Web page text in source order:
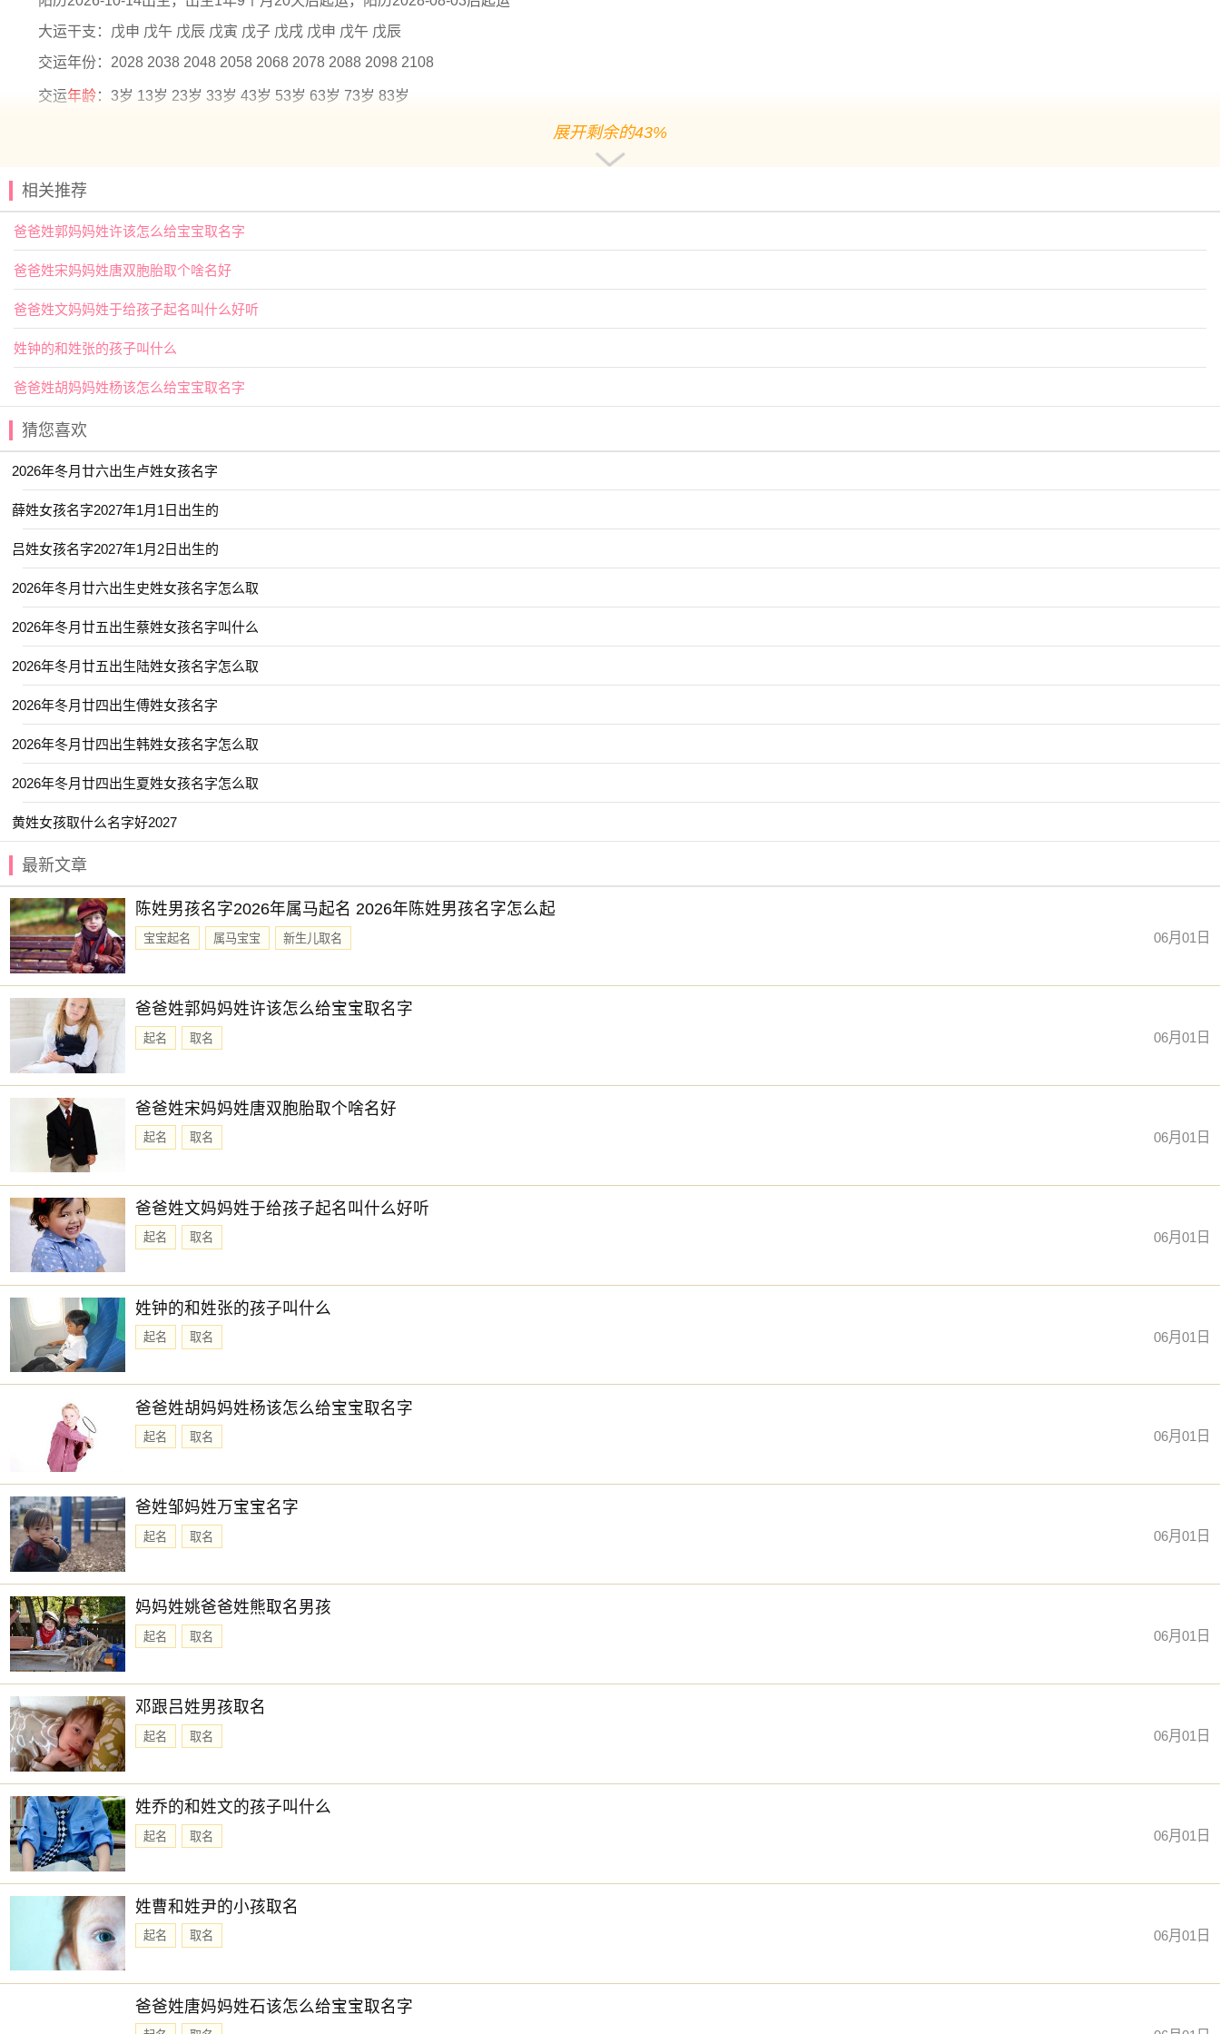
大运干支：戊申 戊午 戊辰 戊寅 戊子 戊戌 戊申 戊午 戊辰
交运年份：2028 2038 2048 2058 2068 2078 2088 2098 2108
交运年龄：3岁 13岁 23岁 33岁 43岁 53岁 63岁 73岁 83岁
、和睦、温馨之义；
【映】指照射；反照，照射而显示。用作人名意指光亮、明亮、温暖之义；
2026年10月14号出生林姓宝宝取名叫什么好名字推荐
【云栋】 【初岚】 【乐芪】 【书闻】
【予清】 【与夏】 【云溪】 【丞祉】
【冬瑶】 【冉婕】 【元雅】 【佩娴】
【可菲】 【亦言】 【予诺】 【云浩】
【乐淳】 【以晗】 【佳薏】 【东璟】
【伯骞】 【一棠】 【亦洋】 【佳辰】
【伽茵】 【书承】 【丁泓】 【世钊】
【亚陵】 【义德】 【云溪】 【冰颜】
【佳琪】 【仕淇】 【亦航】 【佳昊】
【佩琼】 【世濬】 【依雯】 【今夏】
【书言】 【元芷】 【乐善】 【书梦】
【君娣】 【乐钧】 【于渊】 【云晏】
【亦君】 【可清】 【书颜】 【乐绮】
【乐洋】 【作骏】 【予初】 【乐博】
【和雅】 【善怡】 【佳昕】 【卿莞】
【令雨】 【与夏】 【亚璋】 【可贞】
【书言】 【书智】 【净秋】 【君芝】
【义瑶】 【云碧】 【兰佩】 【乐善】
【书弘】 【书睿】 【之夏】 【乔毅】
【书智】 【书敏】 【佩淙】 【亦洋】
【云雅】 【乾光】 【亦君】 【云枫】
赐子好名，能伴子一生。想给宝宝取一个好名字吗？选择下方的
展开剩余的43%
相关推荐
爸爸姓郭妈妈姓许该怎么给宝宝取名字
爸爸姓宋妈妈姓唐双胞胎取个啥名好
爸爸姓文妈妈姓于给孩子起名叫什么好听
姓钟的和姓张的孩子叫什么
爸爸姓胡妈妈姓杨该怎么给宝宝取名字
猜您喜欢
2026年冬月廿六出生卢姓女孩名字
薛姓女孩名字2027年1月1日出生的
吕姓女孩名字2027年1月2日出生的
2026年冬月廿六出生史姓女孩名字怎么取
2026年冬月廿五出生蔡姓女孩名字叫什么
2026年冬月廿五出生陆姓女孩名字怎么取
2026年冬月廿四出生傅姓女孩名字
2026年冬月廿四出生韩姓女孩名字怎么取
2026年冬月廿四出生夏姓女孩名字怎么取
黄姓女孩取什么名字好2027
最新文章
陈姓男孩名字2026年属马起名 2026年陈姓男孩名字怎么起
宝宝起名 属马宝宝 新生儿取名 06月01日
爸爸姓郭妈妈姓许该怎么给宝宝取名字
起名 取名 06月01日
爸爸姓宋妈妈姓唐双胞胎取个啥名好
起名 取名 06月01日
爸爸姓文妈妈姓于给孩子起名叫什么好听
起名 取名 06月01日
姓钟的和姓张的孩子叫什么
起名 取名 06月01日
爸爸姓胡妈妈姓杨该怎么给宝宝取名字
起名 取名 06月01日
爸姓邹妈姓万宝宝名字
起名 取名 06月01日
妈妈姓姚爸爸姓熊取名男孩
起名 取名 06月01日
邓跟吕姓男孩取名
起名 取名 06月01日
姓乔的和姓文的孩子叫什么
起名 取名 06月01日
姓曹和姓尹的小孩取名
起名 取名 06月01日
爸爸姓唐妈妈姓石该怎么给宝宝取名字